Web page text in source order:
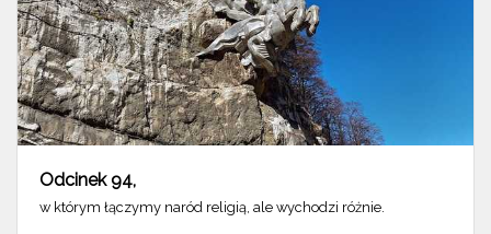
Odcinek 94,
w którym łączymy naród religią, ale wychodzi różnie.